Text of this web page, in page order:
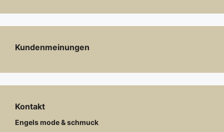
Kundenmeinungen
Kontakt
Engels mode & schmuck